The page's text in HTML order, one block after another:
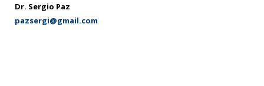
Dr. Sergio Paz
pazsergi@gmail.com